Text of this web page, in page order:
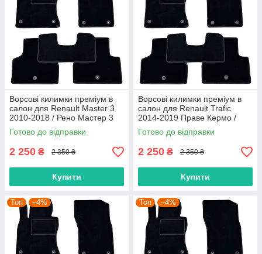
Ворсові килимки преміум в
салон для Renault Master 3
2010-2018 / Рено Мастер 3
килимки
Готово до відправки
2 250 ₴ 2 350 ₴
Купити
Ворсові килимки преміум в
салон для Renault Trafic
2014-2019 Праве Кермо /
Рено Трафік килимки
Готово до відправки
2 250 ₴ 2 350 ₴
Купити
Топ –4% Топ –4%